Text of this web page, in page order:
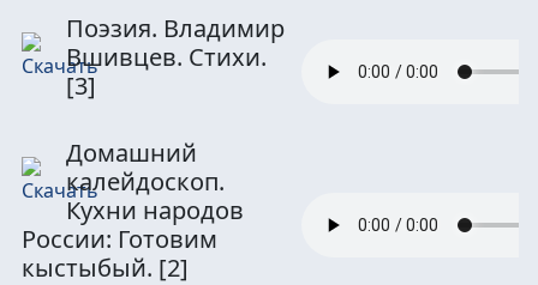
Поэзия. Владимир
Вшивцев. Стихи.
[3]
Домашний
калейдоскоп.
Кухни народов
России: Готовим
кыстыбый. [2]